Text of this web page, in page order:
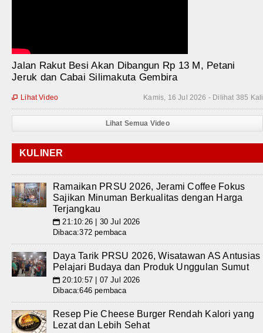
Jalan Rakut Besi Akan Dibangun Rp 13 M, Petani
Jeruk dan Cabai Silimakuta Gembira
Kamis, 16 Jul 2026 - Dilihat 385 Kali
 Lihat Video
Lihat Semua Video
KULINER
Ramaikan PRSU 2026, Jerami Coffee Fokus
Sajikan Minuman Berkualitas dengan Harga
Terjangkau
📅 21:10:26 | 30 Jul 2026
Dibaca:372 pembaca
Daya Tarik PRSU 2026, Wisatawan AS Antusias
Pelajari Budaya dan Produk Unggulan Sumut
📅 20:10:57 | 07 Jul 2026
Dibaca:646 pembaca
Resep Pie Cheese Burger Rendah Kalori yang
Lezat dan Lebih Sehat